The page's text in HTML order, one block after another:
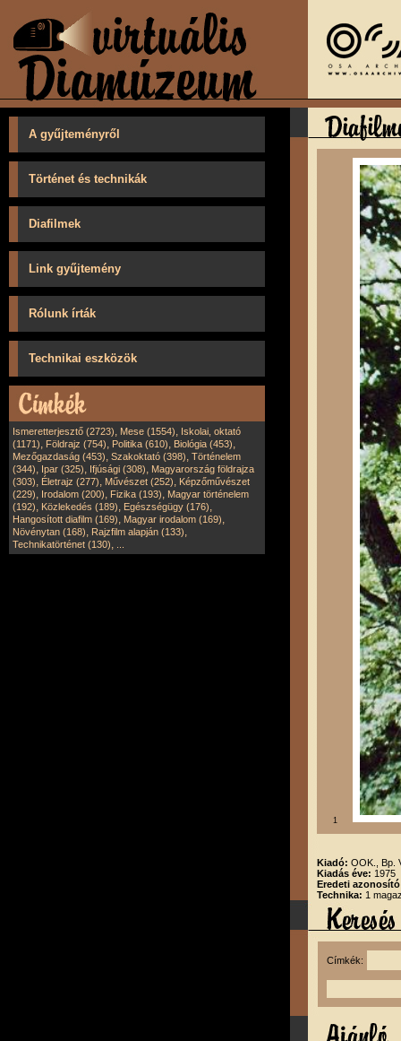
A gyűjteményről
Történet és technikák
Diafilmek
Link gyűjtemény
Rólunk írták
Technikai eszközök
Ismeretterjesztő (2723), Mese (1554), Iskolai, oktató
(1171), Földrajz (754), Politika (610), Biológia (453),
Mezőgazdaság (453), Szakoktató (398), Történelem
(344), Ipar (325), Ifjúsági (308), Magyarország földrajza
(303), Életrajz (277), Művészet (252), Képzőművészet
(229), Irodalom (200), Fizika (193), Magyar történelem
(192), Közlekedés (189), Egészségügy (176),
Hangosított diafilm (169), Magyar irodalom (169),
Növénytan (168), Rajzfilm alapján (133),
Technikatörténet (130),
1
Kiadó: OOK., Bp.
Kiadás éve: 1975
Eredeti
Technika: 1
Címkék: